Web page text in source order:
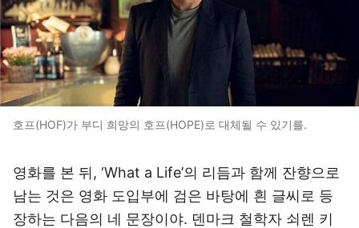
호프(HOF)가 부디 희망의 호프(HOPE)로 대체될 수 있기를.
영화를 본 뒤, ‘What a Life’의 리듬과 함께 잔향으로
남는 것은 영화 도입부에 검은 바탕에 흰 글씨로 등
장하는 다음의 네 문장이야. 덴마크 철학자 쇠렌 키